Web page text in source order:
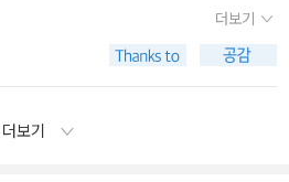
급문고에 넣으며 슬쩍 권해볼 생각이
는 입양된 가정에서도 사랑을 받
왕인 아빠가 계셨다. 한없이 사랑스러
, 레오나르도 디카프리오가 출연했던
도 영화로 만들어지면 곧 볼 수 있을
계셔서 정말 기뻐요. 저는 선생님을
어요. 선생님을 만나지 못했다면 저는
절을 보냈을 거예요. 저는 선생님께 편
- 섬진강 변이랑 김용택 선생님의 사가
택 선생님께서 교편을 잡았던 덕치초
음, 김경아 그림 / 대교출판 / 2010년 2
등 대표작만도 헤아릴 수 없을 만큼
세계 아동문학은 매우 빈약해지고 만
친 영향은 실로 지대하다. 지난 2002
을 때 세계 아동문학계는 큰 별 하나를
더보기
더보기